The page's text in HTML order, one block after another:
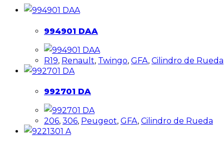
994901 DAA
R19, Renault, Twingo, GFA, Cilindro de Rueda
992701 DA
206, 306, Peugeot, GFA, Cilindro de Rueda